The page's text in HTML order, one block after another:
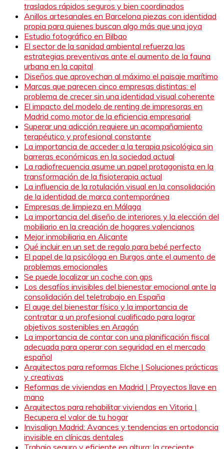
traslados rápidos seguros y bien coordinados
Anillos artesanales en Barcelona piezas con identidad
propia para quienes buscan algo más que una joya
Estudio fotográfico en Bilbao
El sector de la sanidad ambiental refuerza las
estrategias preventivas ante el aumento de la fauna
urbana en la capital
Diseños que aprovechan al máximo el paisaje marítimo
Marcas que parecen cinco empresas distintas: el
problema de crecer sin una identidad visual coherente
El impacto del modelo de renting de impresoras en
Madrid como motor de la eficiencia empresarial
Superar una adicción requiere un acompañamiento
terapéutico y profesional constante
La importancia de acceder a la terapia psicológica sin
barreras económicas en la sociedad actual
La radiofrecuencia asume un papel protagonista en la
transformación de la fisioterapia actual
La influencia de la rotulación visual en la consolidación
de la identidad de marca contemporánea
Empresas de limpieza en Málaga
La importancia del diseño de interiores y la elección del
mobiliario en la creación de hogares valencianos
Mejor inmobiliaria en Alicante
Qué incluir en un set de regalo para bebé perfecto
El papel de la psicóloga en Burgos ante el aumento de
problemas emocionales
Se puede localizar un coche con gps
Los desafíos invisibles del bienestar emocional ante la
consolidación del teletrabajo en España
El auge del bienestar físico y la importancia de
contratar a un profesional cualificado para lograr
objetivos sostenibles en Aragón
La importancia de contar con una planificación fiscal
adecuada para operar con seguridad en el mercado
español
Arquitectos para reformas Elche | Soluciones prácticas
y creativas
Reformas de viviendas en Madrid | Proyectos llave en
mano
Arquitectos para rehabilitar viviendas en Vitoria |
Recupera el valor de tu hogar
Invisalign Madrid: Avances y tendencias en ortodoncia
invisible en clínicas dentales
Trabajo seguro y eficiente en altura: la creciente